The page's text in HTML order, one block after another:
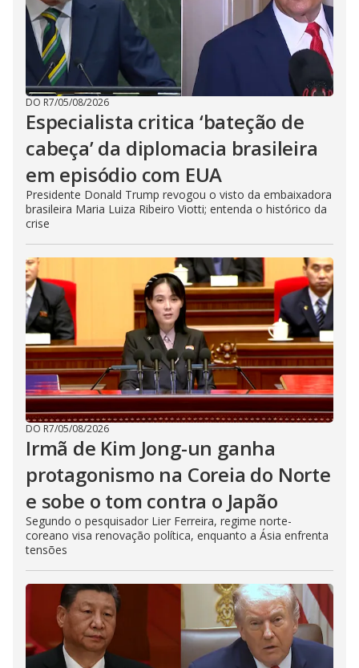
DO R7/05/08/2026
Especialista critica ‘bateção de
cabeça’ da diplomacia brasileira
em episódio com EUA
Presidente Donald Trump revogou o visto da embaixadora
brasileira Maria Luiza Ribeiro Viotti; entenda o histórico da
crise
DO R7/05/08/2026
Irmã de Kim Jong-un ganha
protagonismo na Coreia do Norte
e sobe o tom contra o Japão
Segundo o pesquisador Lier Ferreira, regime norte-
coreano visa renovação política, enquanto a Ásia enfrenta
tensões